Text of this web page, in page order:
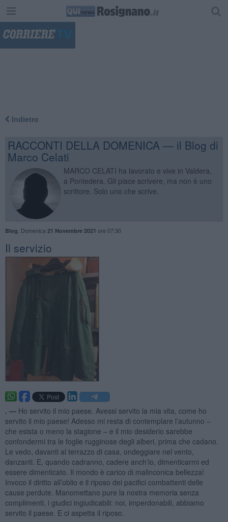
Indietro
RACCONTI DELLA DOMENICA — il Blog di
Marco Celati
MARCO CELATI ha lavorato e vive in Valdera,
a Pontedera. Gli piace scrivere, ma non è uno
scrittore. Solo uno che scrive.
Blog Domenica 21 Novembre 2021 ore 07:30
Il servizio
. — Ho servito il mio paese. Avessi servito la mia vita, come ho
servito il mio paese! Adesso mi resta di contemplare l’autunno –
che esista o meno la stagione – e il mio desiderio sarebbe
confondermi tra le foglie rugginose degli alberi, prima che cadano.
Le vedo, davanti al terrazzo di casa, ondeggiare nel vento,
danzanti. E, quando cadranno, cadere anch’io, dimenticarmi ed
essere dimenticato. Il mondo è carico di malinconica bellezza!
Invoco il diritto all’oblio e il riposo dei pacifici combattenti delle
cause perdute. Manomettano pure la nostra memoria senza
complimenti, i giudici ingiudicabili: noi, imperdonabili, abbiamo
servito il paese. E ci aspetta il riposo.